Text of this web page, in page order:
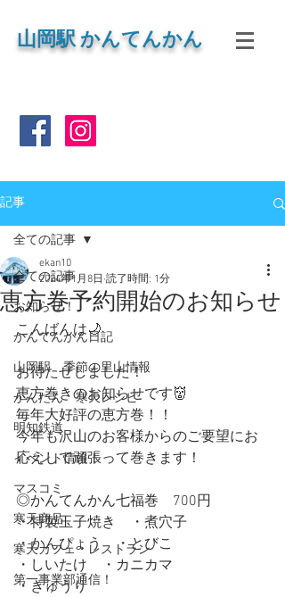
山岡駅 かんてんかん
記事
全ての記事
お知らせ！
かんてんかん日記
山岡駅 季節の里山情報
かんたん 寒天レシピ
明知鉄道
イベント情報！
マスコミ
寒天商品
寒天カフェ・レストラン
第一事業部通信！
全ての記事
恵方巻予約開始のお知らせ
ekan10
2024年1月8日 読了時間: 1分
こんばんは🌙
お待たせしました！
恵方巻きのお知らせです👹
毎年大好評の恵方巻！！
今年も沢山のお客様からのご要望にお
応えして頑張って巻きます！
◎かんてんかん七福巻　700円
・特製玉子焼き　・煮穴子
・かんぴょう　・とびこ
・しいたけ　・カニカマ
・きゅうり